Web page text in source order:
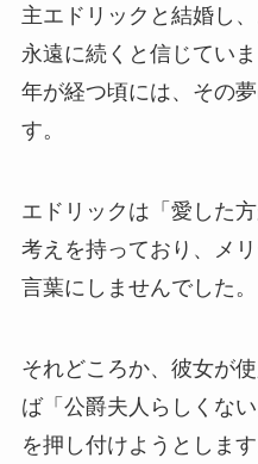
主エドリックと結婚し
永遠に続くと信じてい
年が経つ頃には、その
す。
エドリックは「愛した
考えを持っており、メ
言葉にしませんでした。
それどころか、彼女が
ば「公爵夫人らしくな
を押し付けようとします